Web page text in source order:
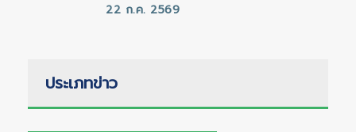
22 ก.ค. 2569
ประเภทข่าว